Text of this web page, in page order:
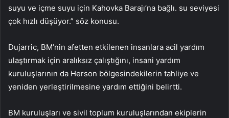
suyu ve içme suyu için Kahovka Barajı’na bağlı. su seviyesi
çok hızlı düşüyor.” söz konusu.
Dujarric, BM’nin afetten etkilenen insanlara acil yardım
ulaştırmak için aralıksız çalıştığını, insani yardım
kuruluşlarının da Herson bölgesindekilerin tahliye ve
yeniden yerleştirilmesine yardım ettiğini belirtti.
BM kuruluşları ve sivil toplum kuruluşlarından ekiplerin